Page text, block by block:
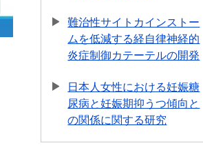
難治性サイトカインストー
ムを低減する経自律神経的
炎症制御カテーテルの開発
日本人女性における妊娠糖
尿病と妊娠期抑うつ傾向と
の関係に関する研究